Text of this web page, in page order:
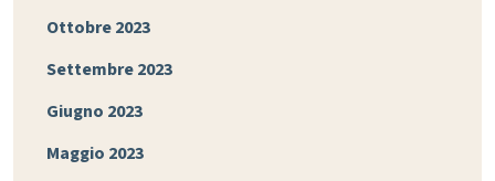
Ottobre 2023
Settembre 2023
Giugno 2023
Maggio 2023